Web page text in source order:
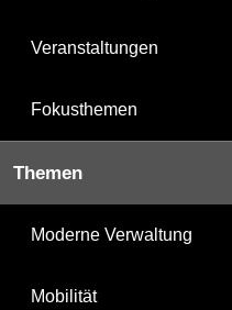
Veranstaltungen
Fokusthemen
Themen
Moderne Verwaltung
Mobilität